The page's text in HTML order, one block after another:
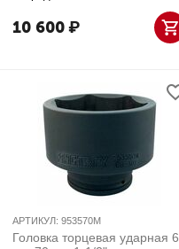
10 600₽
АРТИКУЛ: 953570M
Головка торцевая ударная 6